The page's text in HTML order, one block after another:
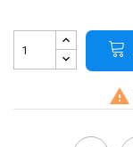
